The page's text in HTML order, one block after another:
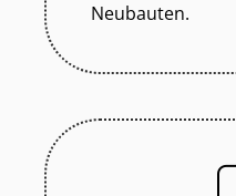
Neubauten.